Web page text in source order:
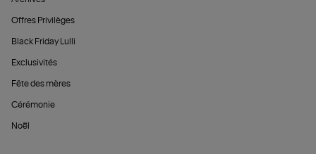
Offres Privilèges
Black Friday Lulli
Exclusivités
Fête des mères
Cérémonie
Noël